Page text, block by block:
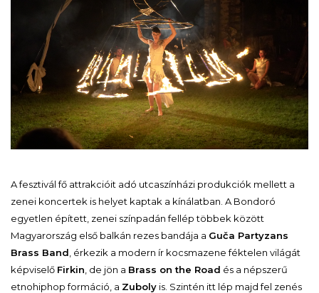
A fesztivál fő attrakcióit adó utcaszínházi produkciók mellett a
zenei koncertek is helyet kaptak a kínálatban. A Bondoró
egyetlen épített, zenei színpadán fellép többek között
Magyarország első balkán rezes bandája a Guča Partyzans
Brass Band , érkezik a modern ír kocsmazene féktelen világát
képviselő Firkin , de jön a Brass on the Road és a népszerű
etnohiphop formáció, a Zuboly is. Szintén itt lép majd fel zenés